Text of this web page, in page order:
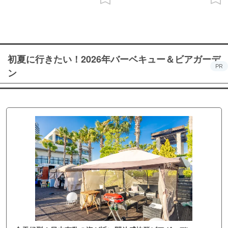
初夏に行きたい！2026年バーベキュー＆ビアガーデ
ン
PR